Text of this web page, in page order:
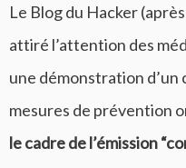
Le Blog du Hacker
attiré l’attention des
une démonstration d’un
mesures de prévention
le cadre de l’émission